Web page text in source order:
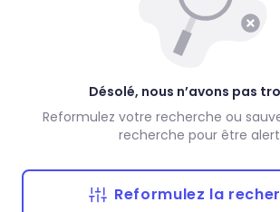
Désolé, nous n’avons pas
Reformulez votre recherche ou
recherche pour être
Reformulez la